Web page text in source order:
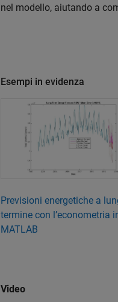
nel modello, aiutando a
Esempi in evidenza
Previsioni energetiche a
termine con l’econometria
MATLAB
Video